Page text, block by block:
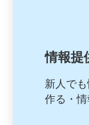
情報提
新人で
作る・